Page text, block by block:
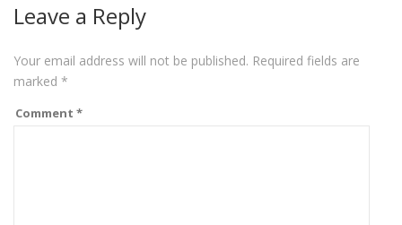
Leave a Reply
Your email address will not be published. Required fields are
marked *
Comment *